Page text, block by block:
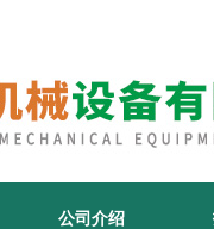
公司介绍